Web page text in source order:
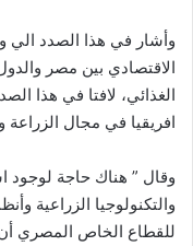
وأشار في هذا الصدد الي
الاقتصادي بين مصر
الغذائي، لافتا في هذا
افريقيا في مجال الزراعة
وقال ” هناك حاجة لوجود
والتكنولوجيا الزراعية
للقطاع الخاص المصري